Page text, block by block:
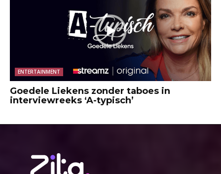
ENTERTAINMENT
Goedele Liekens zonder taboes in
interviewreeks ‘A-typisch’